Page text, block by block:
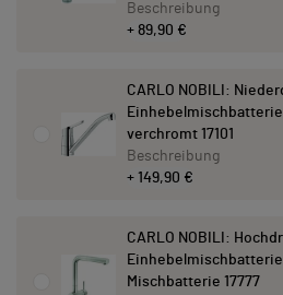
+ 89,90 €
Beschreibung
CARLO NOBILI:
verchromt 17101
+ 149,90 €
Beschreibung
CARLO NOBILI:
Mischbatterie 17777